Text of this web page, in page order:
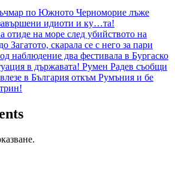
по Южното Черноморие лъже
идиоти и ку…та!
отиде на море след убийството на
Загатото, скарала се с него за пари
наблюдение два фестивала в Бургаско
в държавата! Румен Радев съобщи
в България откъм Румъния и бе